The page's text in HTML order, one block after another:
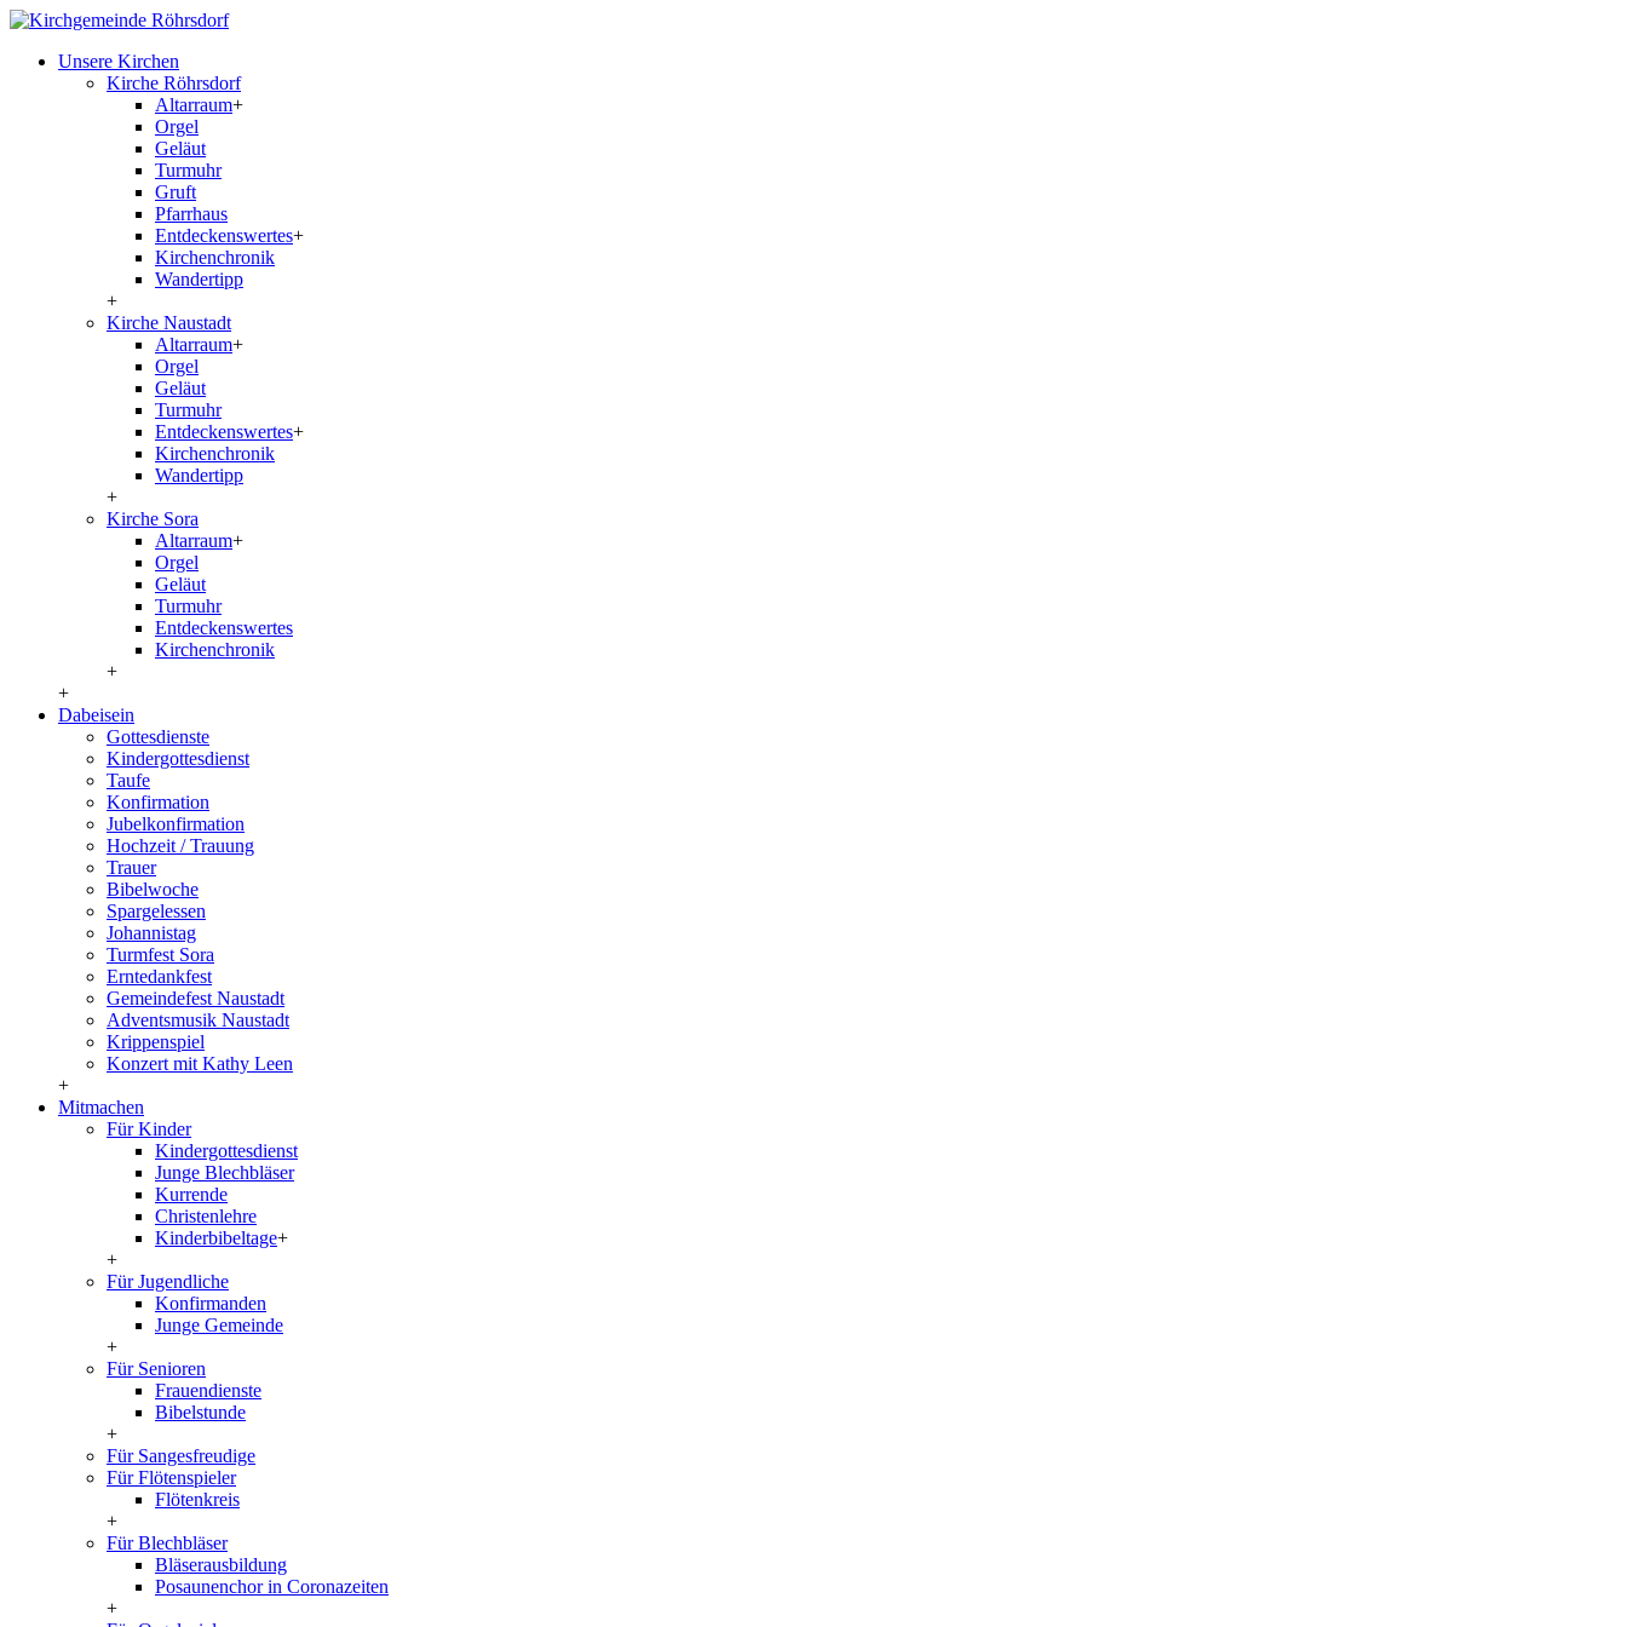
Unsere Kirchen
Kirche Röhrsdorf
Altarraum+
Orgel
Geläut
Turmuhr
Gruft
Pfarrhaus
Entdeckenswertes+
Kirchenchronik
Wandertipp
+
Kirche Naustadt
Altarraum+
Orgel
Geläut
Turmuhr
Entdeckenswertes+
Kirchenchronik
Wandertipp
+
Kirche Sora
Altarraum+
Orgel
Geläut
Turmuhr
Entdeckenswertes
Kirchenchronik
+
+
Dabeisein
Gottesdienste
Kindergottesdienst
Taufe
Konfirmation
Jubelkonfirmation
Hochzeit / Trauung
Trauer
Bibelwoche
Spargelessen
Johannistag
Turmfest Sora
Erntedankfest
Gemeindefest Naustadt
Adventsmusik Naustadt
Krippenspiel
Konzert mit Kathy Leen
+
Mitmachen
Für Kinder
Kindergottesdienst
Junge Blechbläser
Kurrende
Christenlehre
Kinderbibeltage+
+
Für Jugendliche
Konfirmanden
Junge Gemeinde
+
Für Senioren
Frauendienste
Bibelstunde
+
Für Sangesfreudige
Für Flötenspieler
Flötenkreis
+
Für Blechbläser
Bläserausbildung
Posaunenchor in Coronazeiten
+